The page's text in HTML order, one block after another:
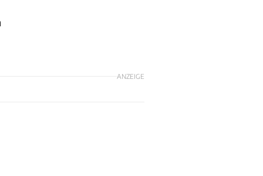
ANZEIGE